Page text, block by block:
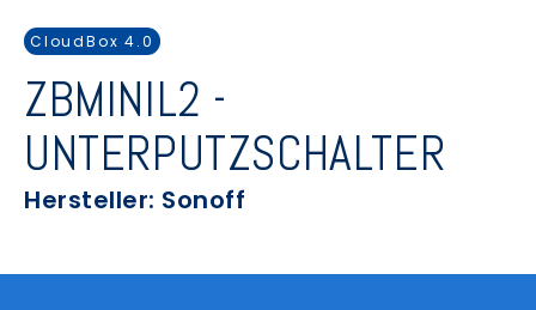
CloudBox 4.0
ZBMINIL2 -
UNTERPUTZSCHALTER
Hersteller: Sonoff